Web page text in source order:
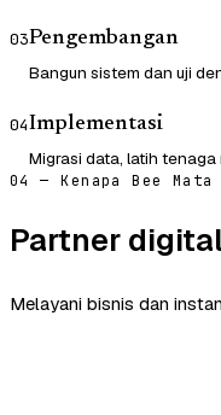
03Pengembangan
Bangun sistem dan uji
04Implementasi
Migrasi data, latih tenaga
04 — Kenapa Bee Mata
Partner
Melayani bisnis dan